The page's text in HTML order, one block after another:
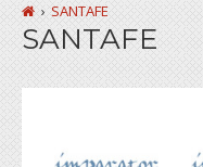
SANTAFE
SANTAFE